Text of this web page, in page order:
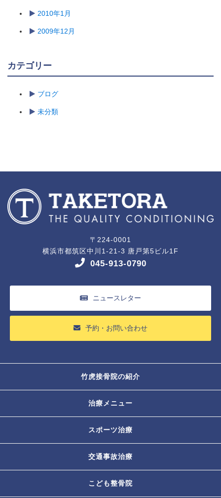
2010年1月
2009年12月
カテゴリー
ブログ
未分類
〒224-0001
横浜市都筑区中川1-21-3 唐戸第5ビル1F
045-913-0790
ニュースレター
予約・お問い合わせ
竹虎接骨院の紹介
治療メニュー
スポーツ治療
交通事故治療
こども整骨院